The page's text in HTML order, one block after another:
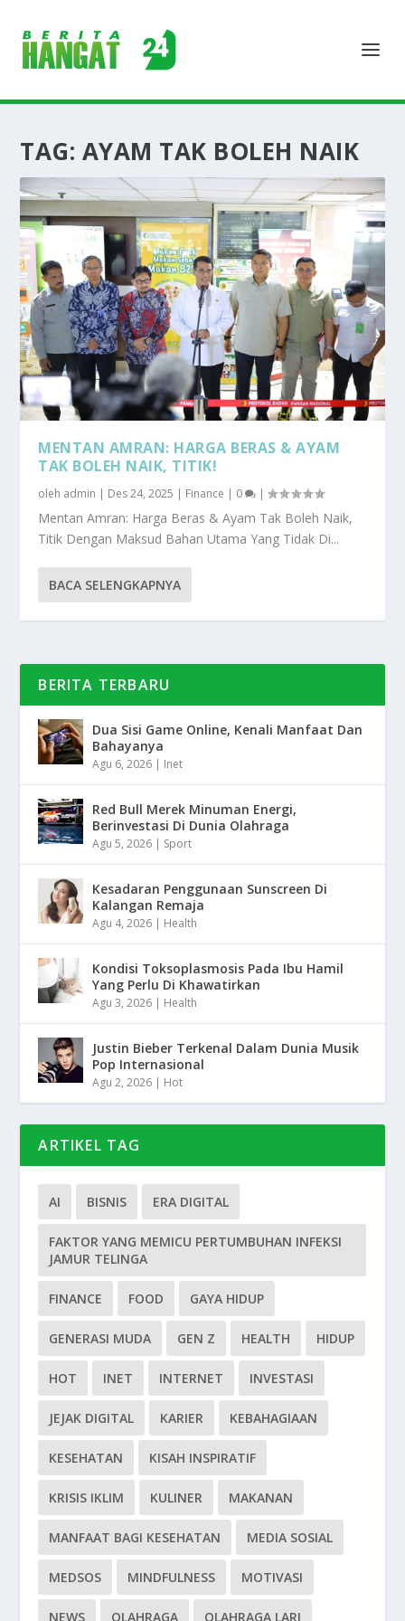
TAG: AYAM TAK BOLEH NAIK
MENTAN AMRAN: HARGA BERAS & AYAM
TAK BOLEH NAIK, TITIK!
oleh admin | Des 24, 2025 | Finance | 0 |
Mentan Amran: Harga Beras & Ayam Tak Boleh Naik,
Titik Dengan Maksud Bahan Utama Yang Tidak Di...
BACA SELENGKAPNYA
BERITA TERBARU
Dua Sisi Game Online, Kenali Manfaat Dan
Bahayanya
Agu 6, 2026 | Inet
Red Bull Merek Minuman Energi,
Berinvestasi Di Dunia Olahraga
Agu 5, 2026 | Sport
Kesadaran Penggunaan Sunscreen Di
Kalangan Remaja
Agu 4, 2026 | Health
Kondisi Toksoplasmosis Pada Ibu Hamil
Yang Perlu Di Khawatirkan
Agu 3, 2026 | Health
Justin Bieber Terkenal Dalam Dunia Musik
Pop Internasional
Agu 2, 2026 | Hot
ARTIKEL TAG
AI BISNIS ERA DIGITAL
FAKTOR YANG MEMICU PERTUMBUHAN INFEKSI
JAMUR TELINGA
FINANCE FOOD GAYA HIDUP
GENERASI MUDA GEN Z HEALTH HIDUP
HOT INET INTERNET INVESTASI
JEJAK DIGITAL KARIER KEBAHAGIAAN
KESEHATAN KISAH INSPIRATIF
KRISIS IKLIM KULINER MAKANAN
MANFAAT BAGI KESEHATAN MEDIA SOSIAL
MEDSOS MINDFULNESS MOTIVASI
NEWS OLAHRAGA OLAHRAGA LARI